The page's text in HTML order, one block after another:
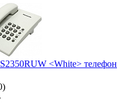
<White> телефон